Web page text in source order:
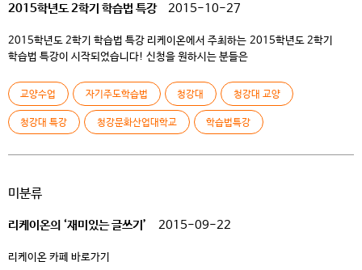
2015학년도 2학기 학습법 특강 2015-10-27
2015학년도 2학기 학습법 특강 리케이온에서 주최하는 2015학년도 2학기
학습법 특강이 시작되었습니다! 신청을 원하시는 분들은
청강문화산업대학교 페이스북 바로가기 ​ ​
교양수업 자기주도학습법 청강대 청강대 교양
청강대 특강 청강문화산업대학교 학습법특강
미분류
리케이온의 ‘재미있는 글쓰기’ 2015-09-22
리케이온 카페 바로가기